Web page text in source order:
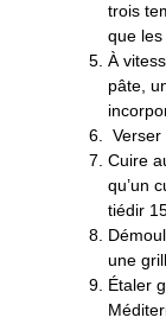
trois
que
À
pâte,
Cuire
qu’un
tiédir
une
Étaler